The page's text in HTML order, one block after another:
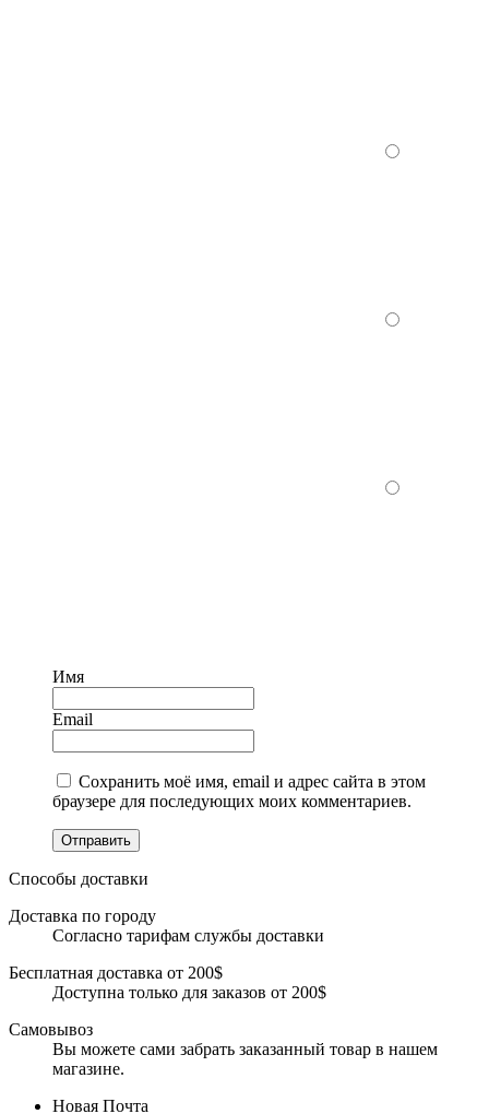
Имя
Email
Сохранить моё имя, email и адрес сайта в этом
браузере для последующих моих комментариев.
Отправить
Способы доставки
Доставка по городу
Согласно тарифам службы доставки
Бесплатная доставка от 200$
Доступна только для заказов от 200$
Самовывоз
Вы можете сами забрать заказанный товар в нашем
магазине.
Новая Почта